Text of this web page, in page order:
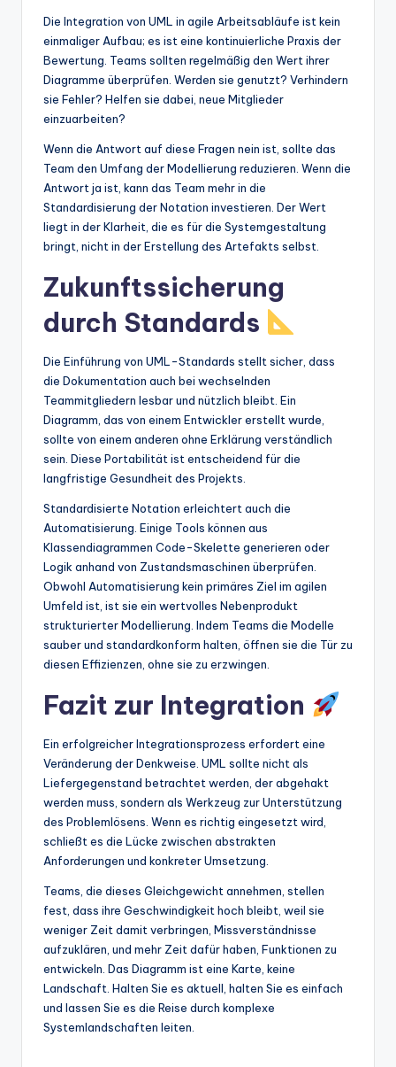
Die Integration von UML in agile Arbeitsabläufe ist kein
einmaliger Aufbau; es ist eine kontinuierliche Praxis der
Bewertung. Teams sollten regelmäßig den Wert ihrer
Diagramme überprüfen. Werden sie genutzt? Verhindern
sie Fehler? Helfen sie dabei, neue Mitglieder
einzuarbeiten?
Wenn die Antwort auf diese Fragen nein ist, sollte das
Team den Umfang der Modellierung reduzieren. Wenn die
Antwort ja ist, kann das Team mehr in die
Standardisierung der Notation investieren. Der Wert
liegt in der Klarheit, die es für die Systemgestaltung
bringt, nicht in der Erstellung des Artefakts selbst.
Zukunftssicherung
durch Standards
Die Einführung von UML-Standards stellt sicher, dass
die Dokumentation auch bei wechselnden
Teammitgliedern lesbar und nützlich bleibt. Ein
Diagramm, das von einem Entwickler erstellt wurde,
sollte von einem anderen ohne Erklärung verständlich
sein. Diese Portabilität ist entscheidend für die
langfristige Gesundheit des Projekts.
Standardisierte Notation erleichtert auch die
Automatisierung. Einige Tools können aus
Klassendiagrammen Code-Skelette generieren oder
Logik anhand von Zustandsmaschinen überprüfen.
Obwohl Automatisierung kein primäres Ziel im agilen
Umfeld ist, ist sie ein wertvolles Nebenprodukt
strukturierter Modellierung. Indem Teams die Modelle
sauber und standardkonform halten, öffnen sie die Tür zu
diesen Effizienzen, ohne sie zu erzwingen.
Fazit zur Integration
Ein erfolgreicher Integrationsprozess erfordert eine
Veränderung der Denkweise. UML sollte nicht als
Liefergegenstand betrachtet werden, der abgehakt
werden muss, sondern als Werkzeug zur Unterstützung
des Problemlösens. Wenn es richtig eingesetzt wird,
schließt es die Lücke zwischen abstrakten
Anforderungen und konkreter Umsetzung.
Teams, die dieses Gleichgewicht annehmen, stellen
fest, dass ihre Geschwindigkeit hoch bleibt, weil sie
weniger Zeit damit verbringen, Missverständnisse
aufzuklären, und mehr Zeit dafür haben, Funktionen zu
entwickeln. Das Diagramm ist eine Karte, keine
Landschaft. Halten Sie es aktuell, halten Sie es einfach
und lassen Sie es die Reise durch komplexe
Systemlandschaften leiten.